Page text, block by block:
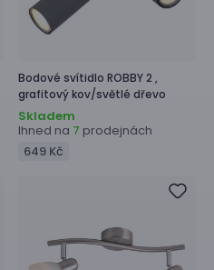
Bodové svítidlo ROBBY 2 ,
grafitový kov/světlé dřevo
Skladem
Ihned na 7 prodejnách
649 Kč